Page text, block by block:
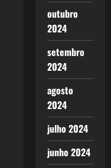
outubro
2024
setembro
2024
agosto
2024
julho 2024
junho 2024